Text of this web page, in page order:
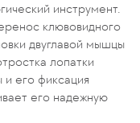
инструмент.
клювовидного
двуглавой мышцы
лопатки
его фиксация
его надежную